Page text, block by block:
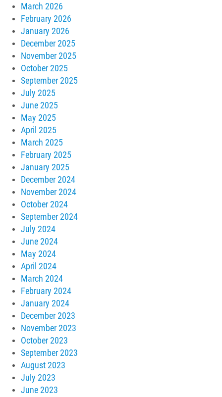
March 2026
February 2026
January 2026
December 2025
November 2025
October 2025
September 2025
July 2025
June 2025
May 2025
April 2025
March 2025
February 2025
January 2025
December 2024
November 2024
October 2024
September 2024
July 2024
June 2024
May 2024
April 2024
March 2024
February 2024
January 2024
December 2023
November 2023
October 2023
September 2023
August 2023
July 2023
June 2023